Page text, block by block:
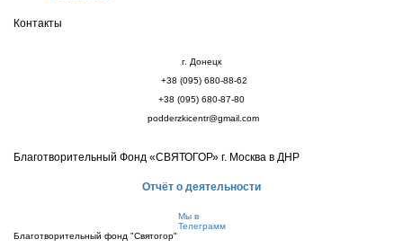
Контакты
г. Донецк
+38 (095) 680-88-62
+38 (095) 680-87-80
podderzkicentr@gmail.com
Благотворительный Фонд «СВЯТОГОР» г. Москва в ДНР
Отчёт о деятельности
Мы в
Телеграмм
Благотворительный фонд "Святогор"